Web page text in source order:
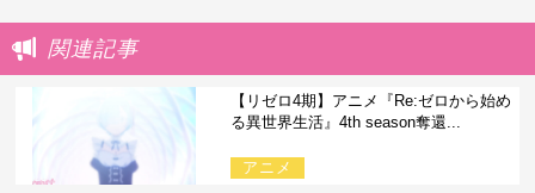
関連記事
【リゼロ4期】アニメ『Re:ゼロから始め
る異世界生活』4th season奪還...
アニメ